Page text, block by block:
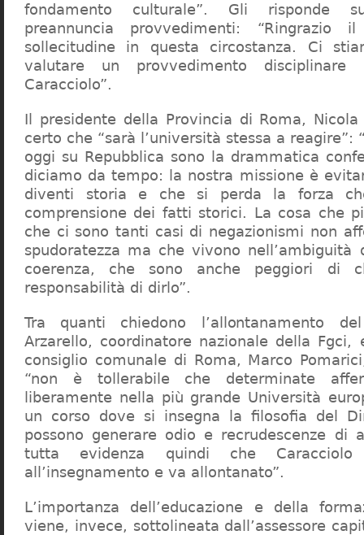
fondamento culturale”. Gli risponde
preannuncia provvedimenti:
sollecitudine in questa circostanza. Ci
valutare un provvedimento
Caracciolo”.
Il presidente della Provincia di Roma,
certo che “sarà l’università stessa a reagire”:
oggi su Repubblica sono la drammatica
diciamo da tempo: la nostra missione è
diventi storia e che si perda la forza
comprensione dei fatti storici. La cosa che
che ci sono tanti casi di negazionismi non
spudoratezza ma che vivono nell’ambiguità
coerenza, che sono anche peggiori di
responsabilità di dirlo”.
Tra quanti chiedono l’allontanamento
Arzarello, coordinatore nazionale della
consiglio comunale di Roma, Marco
“non è tollerabile che determinate
liberamente nella più grande Università
un corso dove si insegna la filosofia del
possono generare odio e recrudescenze di
tutta evidenza quindi che
all’insegnamento e va allontanato”.
L’importanza dell’educazione e della
viene, invece, sottolineata dall’assessore